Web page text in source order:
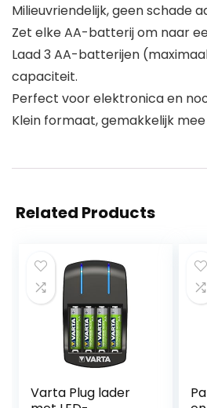
Milieuvriendelijk, geen schade
Zet elke AA-batterij om naar
Laad 3 AA-batterijen
capaciteit.
Perfect voor elektronica en
Klein formaat, gemakkelijk
Related Products
Varta Plug lader